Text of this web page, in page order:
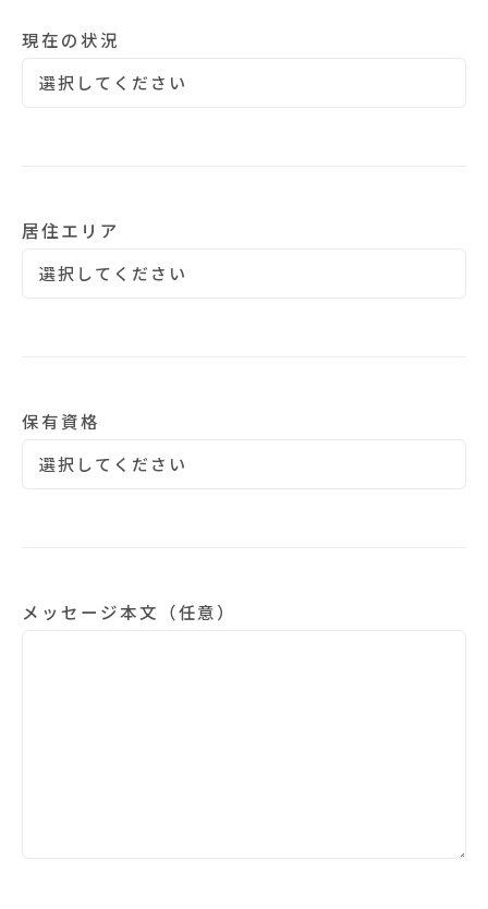
現在の状況
居住エリア
保有資格
メッセージ本文（任意）